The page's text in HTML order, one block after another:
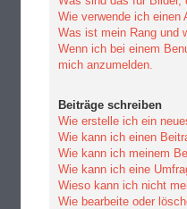
Wie verwende ich einen
Was ist mein Rang und
Wenn ich bei einem
mich anzumelden.
Beiträge schreiben
Wie erstelle ich ein
Wie kann ich einen
Wie kann ich meinem
Wie kann ich eine
Wieso kann ich nicht
Wie bearbeite oder